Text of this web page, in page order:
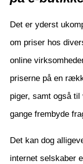
Det er yderst
om priser hos
online
priserne på en
piger, samt også
gange frembyde
Det kan dog
internet selskaber